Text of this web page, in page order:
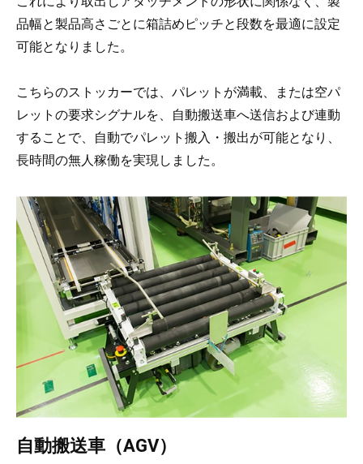
品幅と製品高さごとに箱詰めピッチと段数を最適に設定
可能となりました。
こちらのストッカーでは、パレットが満載、または空パ
レットの要求シグナルを、自動搬送車へ送信および連動
することで、自動でパレット搬入・搬出が可能となり、
長時間の無人稼働を実現しました。
自動搬送車（AGV）